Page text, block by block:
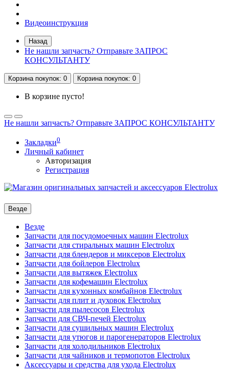
Видеоинструкция
Назад
Не нашли запчасть? Отправьте ЗАПРОС
КОНСУЛЬТАНТУ
Корзинапокупок: 0 Корзинапокупок: 0
В корзине пусто!
Не нашли запчасть? Отправьте ЗАПРОС КОНСУЛЬТАНТУ
Закладки0
Личный кабинет
Авторизация
Регистрация
Везде
Везде
Запчасти для посудомоечных машин Electrolux
Запчасти для стиральных машин Electrolux
Запчасти для блендеров и миксеров Electrolux
Запчасти для бойлеров Electrolux
Запчасти для вытяжек Electrolux
Запчасти для кофемашин Electrolux
Запчасти для кухонных комбайнов Electrolux
Запчасти для плит и духовок Electrolux
Запчасти для пылесосов Electrolux
Запчасти для СВЧ-печей Electrolux
Запчасти для сушильных машин Electrolux
Запчасти для утюгов и парогенераторов Electrolux
Запчасти для холодильников Electrolux
Запчасти для чайников и термопотов Electrolux
Аксессуары и средства для ухода Electrolux